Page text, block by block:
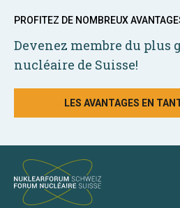
PROFITEZ DE NOMBREUX
Devenez membre du plus
nucléaire de Suisse!
LES AVANTAGES EN